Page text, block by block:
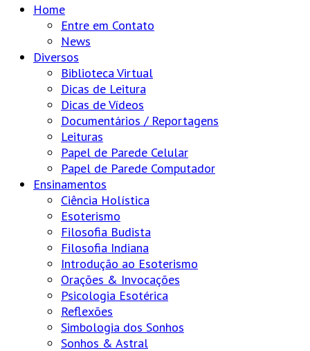
Home
Entre em Contato
News
Diversos
Biblioteca Virtual
Dicas de Leitura
Dicas de Vídeos
Documentários / Reportagens
Leituras
Papel de Parede Celular
Papel de Parede Computador
Ensinamentos
Ciência Holística
Esoterismo
Filosofia Budista
Filosofia Indiana
Introdução ao Esoterismo
Orações & Invocações
Psicologia Esotérica
Reflexões
Simbologia dos Sonhos
Sonhos & Astral